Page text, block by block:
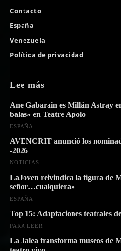
Contacto
España
Venezuela
Política de privacidad
Lee más
Ane Gabarain es Millán Astray
balas» en Teatre Apolo
ESPAÑA
AVENCRIT anunció los
-2026
NOTICIAS
LaJoven reivindica la figura de
señor…cualquiera»
ESPAÑA
Top 15: Adaptaciones teatrales
PARA LEER
La Jalea transforma museos de